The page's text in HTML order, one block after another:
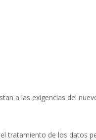
a las exigencias del
tratamiento de los datos